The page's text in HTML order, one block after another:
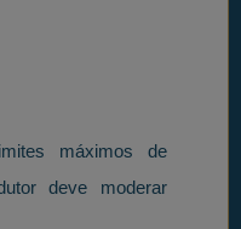
máximos de
deve moderar